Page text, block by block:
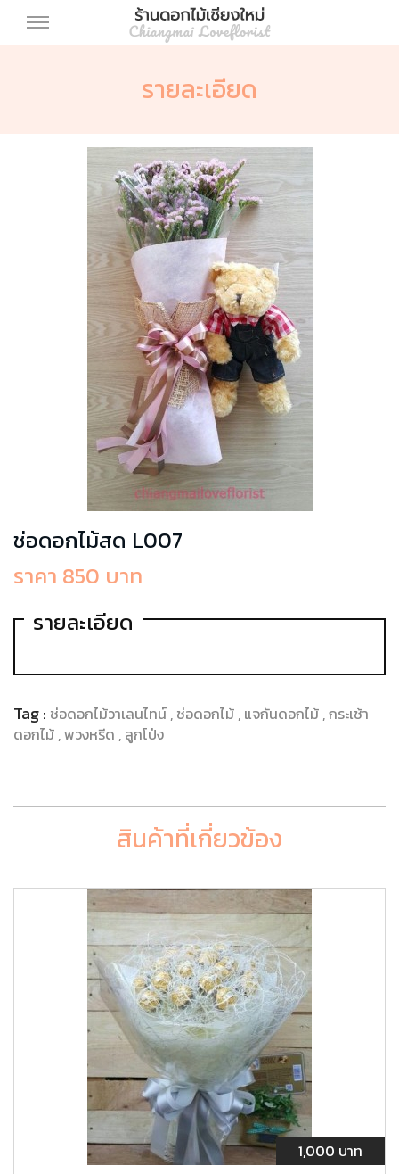
รายละเอียด
ช่อดอกไม้สด L007
ราคา 850 บาท
รายละเอียด
Tag : ช่อดอกไม้วาเลนไทน์ ช่อดอกไม้ แจกันดอกไม้ กระเช้า
ดอกไม้ พวงหรีด ลูกโป่ง
สินค้าที่เกี่ยวข้อง
1,000 บาท